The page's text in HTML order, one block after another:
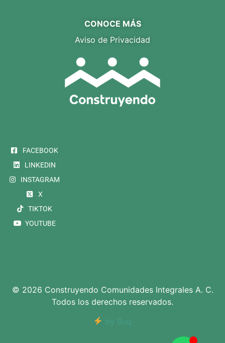
CONOCE MÁS
Aviso de Privacidad
FACEBOOK
LINKEDIN
INSTAGRAM
X
TIKTOK
YOUTUBE
© 2026 Construyendo Comunidades Integrales A. C.
Todos los derechos reservados.
by Buq